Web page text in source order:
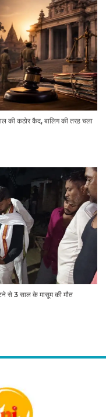
की कठोर कैद, बालिग की तरह चला
से 3 साल के मासूम की मौत